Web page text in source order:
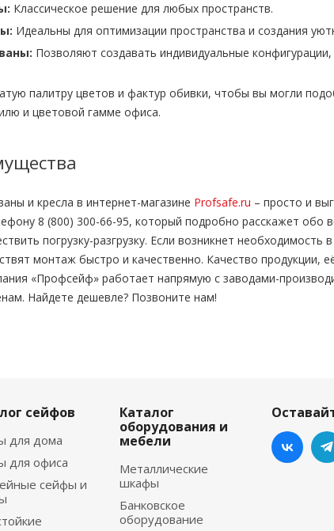
Классическое решение для любых пространств.
Идеальны для оптимизации пространства и создания
Позволяют создавать индивидуальные
палитру цветов и фактур обивки, чтобы вы могли
и цветовой гамме офиса.
и кресла в интернет-магазине Profsafe.ru – просто и
8 (800) 300-66-95, который подробно расскажет обо
погрузку-разгрузку. Если возникнет
монтаж быстро и качественно. Качество продукции,
«Профсейф» работает напрямую с заводами-
Найдете дешевле? Позвоните нам!
сейфов
для дома
для офиса
сейфы и
Каталог
оборудования и
мебели
Металлические
шкафы
Банковское
оборудование